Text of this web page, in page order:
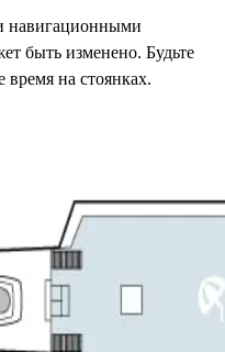
навигационными
быть изменено. Будьте
на стоянках.